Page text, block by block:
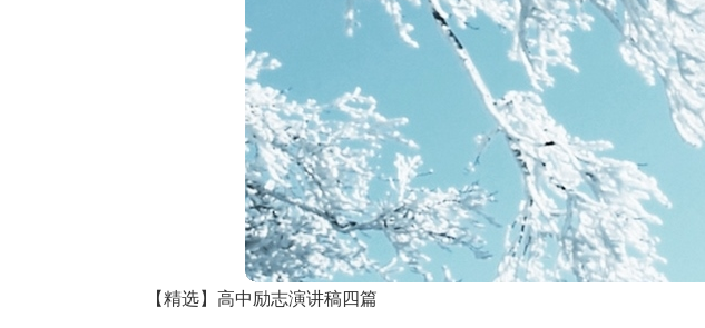
【精选】高中励志演讲稿四篇